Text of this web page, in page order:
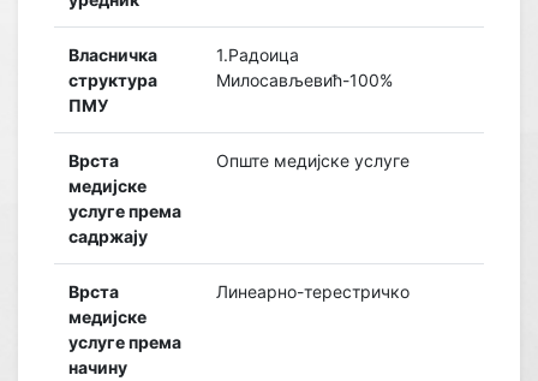
Власничка
структура
ПМУ
1.Радоица
Милосављевић-100%
Врста
медијске
услуге према
садржају
Опште медијске услуге
Врста
медијске
услуге према
начину
Линеарно-терестричко